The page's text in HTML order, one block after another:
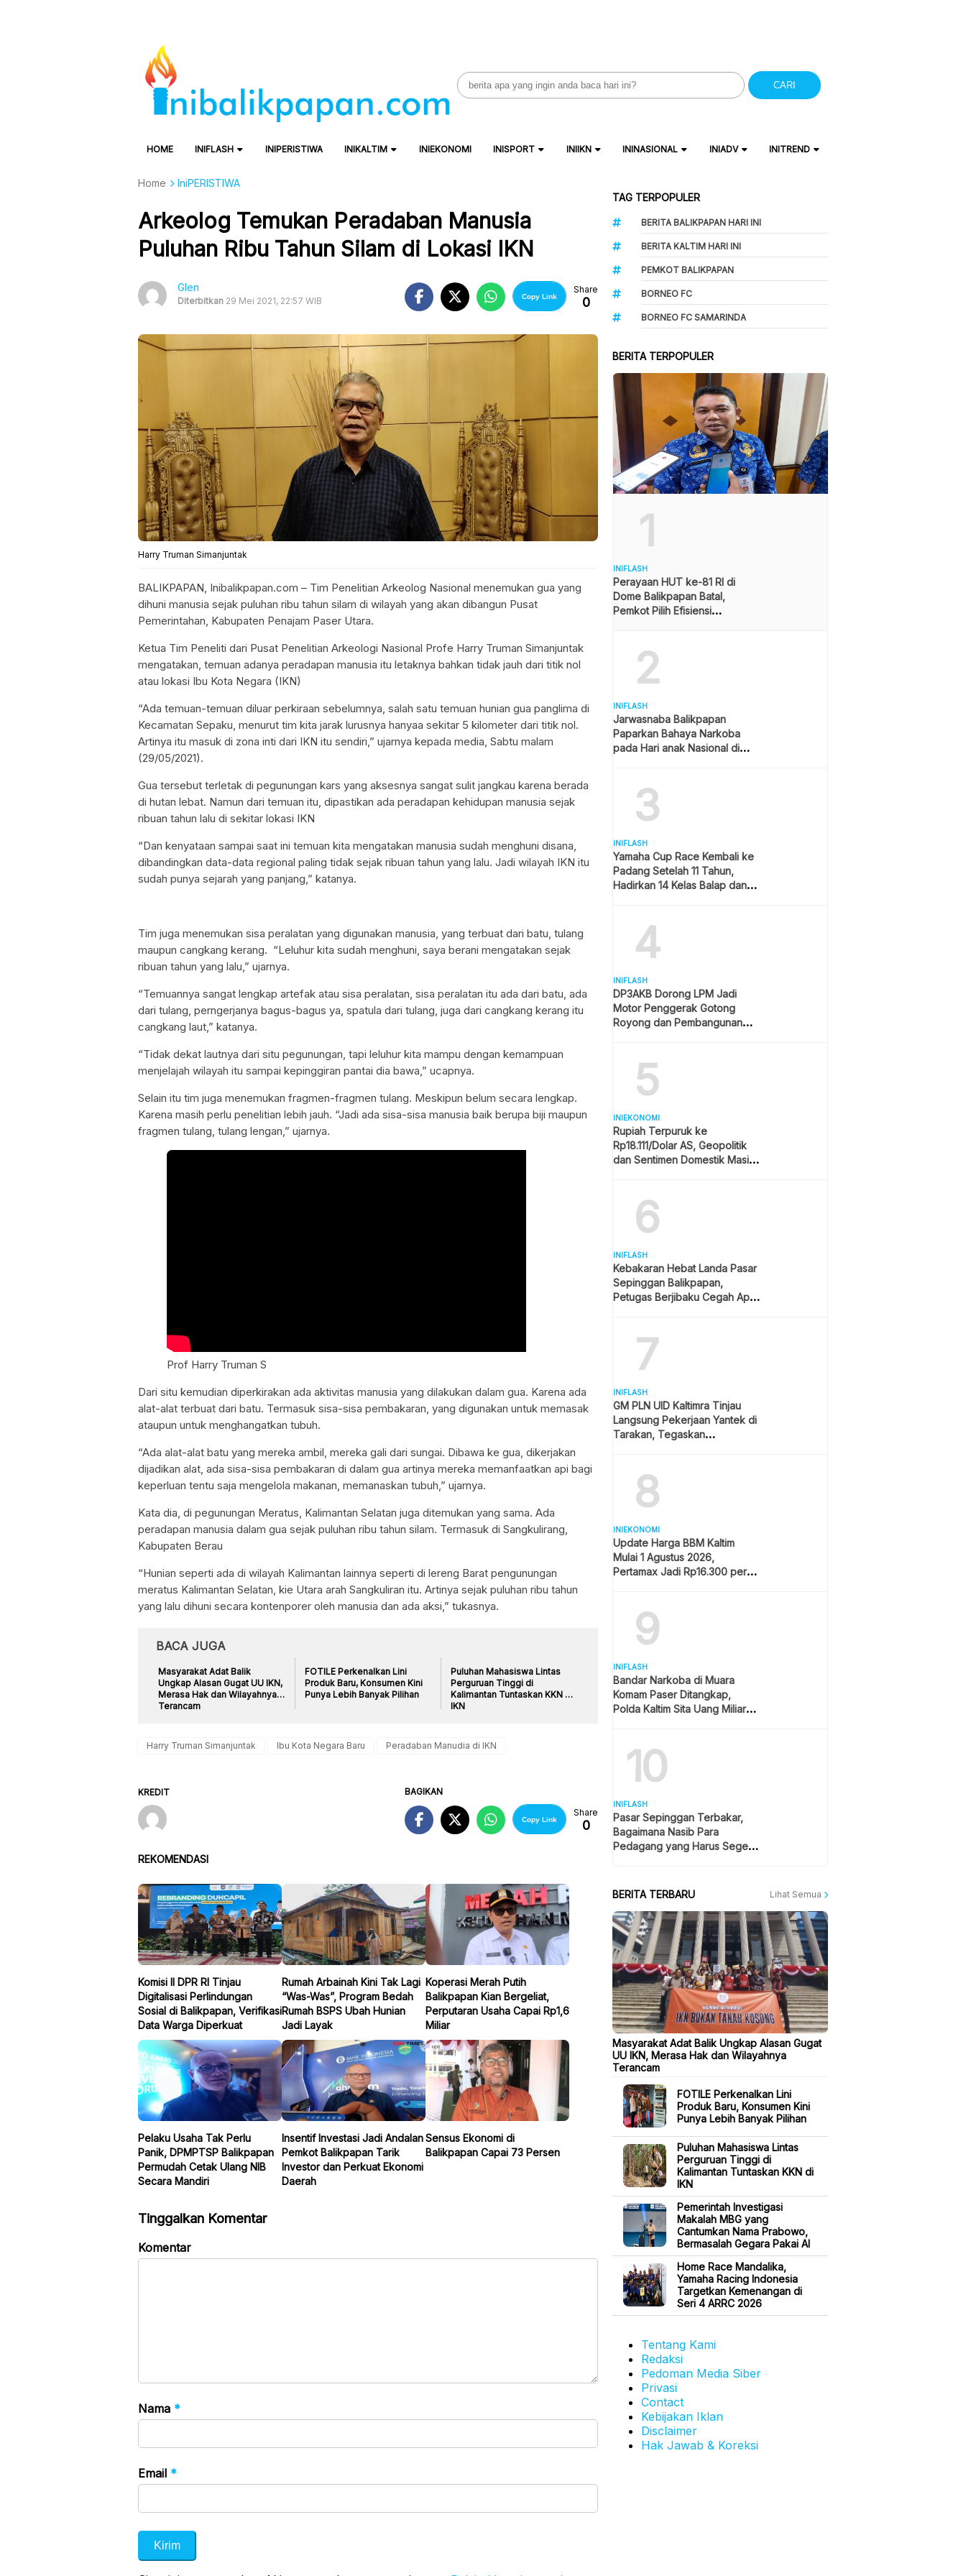
Search
for:
CARI
HOME INIFLASH INIPERISTIWA INIKALTIM INIEKONOMI INISPORT INIIKN ININASIONAL INIADV INITREND
Home IniPERISTIWA
Arkeolog Temukan Peradaban Manusia
Puluhan Ribu Tahun Silam di Lokasi IKN
Glen
Diterbitkan 29 Mei 2021, 22:57 WIB Copy Link
Share
0
Harry Truman Simanjuntak
BALIKPAPAN, Inibalikpapan.com – Tim Penelitian Arkeolog Nasional menemukan gua yang
dihuni manusia sejak puluhan ribu tahun silam di wilayah yang akan dibangun Pusat
Pemerintahan, Kabupaten Penajam Paser Utara.
Ketua Tim Peneliti dari Pusat Penelitian Arkeologi Nasional Profe Harry Truman Simanjuntak
mengatakan, temuan adanya peradapan manusia itu letaknya bahkan tidak jauh dari titik nol
atau lokasi Ibu Kota Negara (IKN)
“Ada temuan-temuan diluar perkiraan sebelumnya, salah satu temuan hunian gua panglima di
Kecamatan Sepaku, menurut tim kita jarak lurusnya hanyaa sekitar 5 kilometer dari titik nol.
Artinya itu masuk di zona inti dari IKN itu sendiri,” ujarnya kepada media, Sabtu malam
(29/05/2021).
Gua tersebut terletak di pegunungan kars yang aksesnya sangat sulit jangkau karena berada
di hutan lebat. Namun dari temuan itu, dipastikan ada peradapan kehidupan manusia sejak
ribuan tahun lalu di sekitar lokasi IKN
“Dan kenyataan sampai saat ini temuan kita mengatakan manusia sudah menghuni disana,
dibandingkan data-data regional paling tidak sejak ribuan tahun yang lalu. Jadi wilayah IKN itu
sudah punya sejarah yang panjang,” katanya.
Tim juga menemukan sisa peralatan yang digunakan manusia, yang terbuat dari batu, tulang
maupun cangkang kerang. “Leluhur kita sudah menghuni, saya berani mengatakan sejak
ribuan tahun yang lalu,” ujarnya.
“Temuannya sangat lengkap artefak atau sisa peralatan, sisa peralatan itu ada dari batu, ada
dari tulang, perngerjanya bagus-bagus ya, spatula dari tulang, juga dari cangkang kerang itu
cangkang laut,” katanya.
“Tidak dekat lautnya dari situ pegunungan, tapi leluhur kita mampu dengan kemampuan
menjelajah wilayah itu sampai kepinggiran pantai dia bawa,” ucapnya.
Selain itu tim juga menemukan fragmen-fragmen tulang. Meskipun belum secara lengkap.
Karena masih perlu penelitian lebih jauh. “Jadi ada sisa-sisa manusia baik berupa biji maupun
fragmen tulang, tulang lengan,” ujarnya.
Prof Harry Truman S
Dari situ kemudian diperkirakan ada aktivitas manusia yang dilakukan dalam gua. Karena ada
alat-alat terbuat dari batu. Termasuk sisa-sisa pembakaran, yang digunakan untuk memasak
ataupun untuk menghangatkan tubuh.
“Ada alat-alat batu yang mereka ambil, mereka gali dari sungai. Dibawa ke gua, dikerjakan
dijadikan alat, ada sisa-sisa pembakaran di dalam gua artinya mereka memanfaatkan api bagi
keperluan tentu saja mengelola makanan, memanaskan tubuh,” ujarnya.
Kata dia, di pegunungan Meratus, Kalimantan Selatan juga ditemukan yang sama. Ada
peradapan manusia dalam gua sejak puluhan ribu tahun silam. Termasuk di Sangkulirang,
Kabupaten Berau
“Hunian seperti ada di wilayah Kalimantan lainnya seperti di lereng Barat pengunungan
meratus Kalimantan Selatan, kie Utara arah Sangkuliran itu. Artinya sejak puluhan ribu tahun
yang lalu dihuni secara kontenporer oleh manusia dan ada aksi,” tukasnya.
BACA JUGA
Masyarakat Adat Balik
Ungkap Alasan Gugat UU IKN,
Merasa Hak dan Wilayahnya
Terancam
FOTILE Perkenalkan Lini
Produk Baru, Konsumen Kini
Punya Lebih Banyak Pilihan
Puluhan Mahasiswa Lintas
Perguruan Tinggi di
Kalimantan Tuntaskan KKN di
IKN
Harry Truman Simanjuntak Ibu Kota Negara Baru Peradaban Manudia di IKN
KREDIT BAGIKAN
Copy Link
Share
0
REKOMENDASI
Komisi II DPR RI Tinjau
Digitalisasi Perlindungan
Sosial di Balikpapan, Verifikasi
Data Warga Diperkuat
Rumah Arbainah Kini Tak Lagi
“Was-Was”, Program Bedah
Rumah BSPS Ubah Hunian
Jadi Layak
Koperasi Merah Putih
Balikpapan Kian Bergeliat,
Perputaran Usaha Capai Rp1,6
Miliar
Pelaku Usaha Tak Perlu
Panik, DPMPTSP Balikpapan
Permudah Cetak Ulang NIB
Secara Mandiri
Insentif Investasi Jadi Andalan
Pemkot Balikpapan Tarik
Investor dan Perkuat Ekonomi
Daerah
Sensus Ekonomi di
Balikpapan Capai 73 Persen
Tinggalkan Komentar
Komentar
Nama *
Email *
TAG TERPOPULER
BERITA BALIKPAPAN HARI INI
BERITA KALTIM HARI INI
PEMKOT BALIKPAPAN
BORNEO FC
BORNEO FC SAMARINDA
BERITA TERPOPULER
1
INIFLASH
Perayaan HUT ke-81 RI di
Dome Balikpapan Batal,
Pemkot Pilih Efisiensi
2
INIFLASH
Jarwasnaba Balikpapan
Paparkan Bahaya Narkoba
pada Hari anak Nasional di
3
INIFLASH
Yamaha Cup Race Kembali ke
Padang Setelah 11 Tahun,
Hadirkan 14 Kelas Balap dan
4
INIFLASH
DP3AKB Dorong LPM Jadi
Motor Penggerak Gotong
Royong dan Pembangunan
5
INIEKONOMI
Rupiah Terpuruk ke
Rp18.111/Dolar AS, Geopolitik
dan Sentimen Domestik Masih
6
INIFLASH
Kebakaran Hebat Landa Pasar
Sepinggan Balikpapan,
Petugas Berjibaku Cegah Api
7
INIFLASH
GM PLN UID Kaltimra Tinjau
Langsung Pekerjaan Yantek di
Tarakan, Tegaskan
8
INIEKONOMI
Update Harga BBM Kaltim
Mulai 1 Agustus 2026,
Pertamax Jadi Rp16.300 per
9
INIFLASH
Bandar Narkoba di Muara
Komam Paser Ditangkap,
Polda Kaltim Sita Uang Miliaran
10
INIFLASH
Pasar Sepinggan Terbakar,
Bagaimana Nasib Para
Pedagang yang Harus Segera
BERITA TERBARU Lihat Semua
Masyarakat Adat Balik Ungkap Alasan Gugat
UU IKN, Merasa Hak dan Wilayahnya
Terancam
FOTILE Perkenalkan Lini
Produk Baru, Konsumen Kini
Punya Lebih Banyak Pilihan
Puluhan Mahasiswa Lintas
Perguruan Tinggi di
Kalimantan Tuntaskan KKN di
IKN
Pemerintah Investigasi
Makalah MBG yang
Cantumkan Nama Prabowo,
Bermasalah Gegara Pakai AI
Home Race Mandalika,
Yamaha Racing Indonesia
Targetkan Kemenangan di
Seri 4 ARRC 2026
Tentang Kami
Redaksi
Pedoman Media Siber
Privasi
Contact
Kebijakan Iklan
Disclaimer
Hak Jawab & Koreksi